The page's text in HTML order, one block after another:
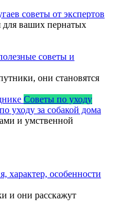
советы от экспертов
ваших пернатых
советы и
они становятся
Советы по уходу
уходу за собакой дома
и умственной
характер, особенности
и они расскажут